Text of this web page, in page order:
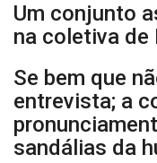
Um conjunto
na coletiva de
Se bem que
entrevista; a
sandálias da